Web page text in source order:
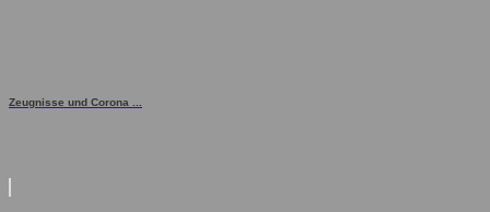
Zeugnisse und Corona ...